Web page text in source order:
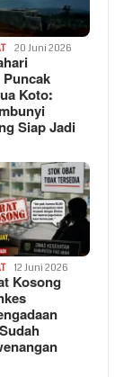
20 Juni 2026
Koto:
Siap Jadi
12 Juni 2026
Kosong